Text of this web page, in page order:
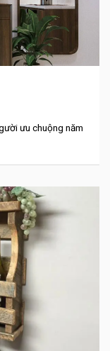
ưu chuộng năm